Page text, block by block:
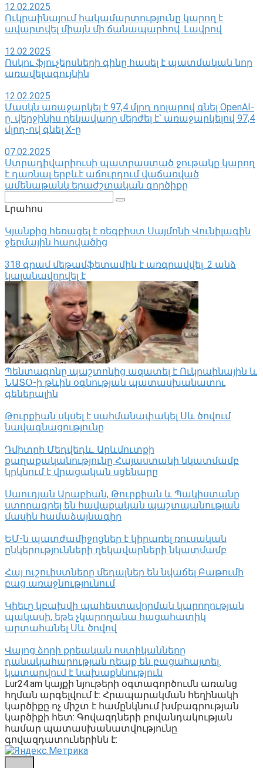
12.02.2025
Ուկրաինայում հակամարտությունը կարող է
ավարտվել միայն մի ճանապարհով․ Լավրով
12.02.2025
Ոսկու ֆյուչերսների գինը հասել է պատմական նոր
առավելագույնին
12.02.2025
Մասկն առաջարկել է 97,4 մլրդ դոլարով գնել OpenAI-
ը. վերջինիս ղեկավարը մերժել է՝ առաջարկելով 97,4
մլրդ-ով գնել X-ը
07.02.2025
Ստրադիվարիուսի պատրաստած ջութակը կարող
է դառնալ երբևէ աճուրդում վաճառված
ամենաթանկ երաժշտական ​​գործիքը
Լրահոս
Կյանքից հեռացել է ռեգբիստ Սայմոնի Վունիլագին
ջերմային հարվածից
318 գրամ մեթամֆետամին է առգրավվել․ 2 անձ
կալանավորվել է
Պենտագոնը պաշտոնից ազատել է Ուկրաինային և
ՆԱՏՕ-ի թևին օգնության պատասխանատու
գեներալին
Թուրքիան սկսել է սահմանափակել Սև ծովում
նավագնացությունը
Դմիտրի Մեդվեդև. Արևմուտքի
քաղաքականությունը Հայաստանի նկատմամբ
կրկնում է վրացական սցենարը
Սաուդյան Արաբիան, Թուրքիան և Պակիստանը
ստորագրել են հավաքական պաշտպանության
մասին համաձայնագիր
ԵՄ-ն պատժամիջոցներ է կիրառել ռուսական
ընկերությունների ղեկավարների նկատմամբ
Հայ ուշուիստները մեդալներ են նվաճել Բաթումի
բաց առաջնությունում
Կիեւը կբախվի պահեստավորման կարողության
պակասի, եթե չկարողանա հացահատիկ
արտահանել Սև ծովով
Վայոց ձորի քրեական ոստիկանները
դանակահարության դեպք են բացահայտել․
կատարվում է նախաքննություն
Lur24.am կայքի նյութերի օգտագործումն առանց
հղման արգելվում է: Հրապարակման հեղինակի
կարծիքը ոչ միշտ է համընկնում խմբագրության
կարծիքի հետ: Գովազդների բովանդակության
համար պատասխանատվությունը
գովազդատուներինն է: